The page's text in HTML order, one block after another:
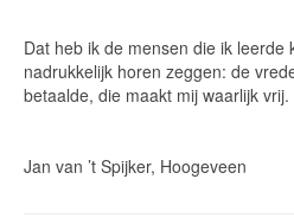
Dat heb ik de mensen die ik leerde
nadrukkelijk horen zeggen: de
betaalde, die maakt mij waarlijk vrij.
Jan van ’t Spijker, Hoogeveen